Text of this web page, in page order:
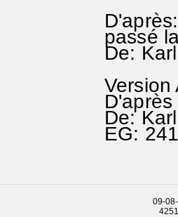
passé
De:
Version
De:
EG:
09-